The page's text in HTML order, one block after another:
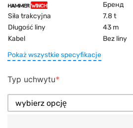
Бренд
Siła trakcyjna
7.8 t
Długość liny
43 m
Kabel
Bez liny
Pokaż wszystkie specyfikacje
Typ uchwytu